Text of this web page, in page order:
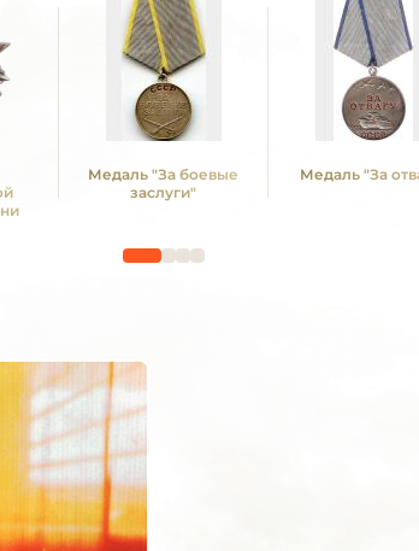
Медаль "За боевые
заслуги"
Медаль "За